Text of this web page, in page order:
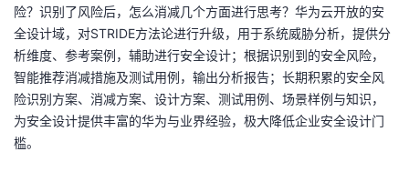
险？识别了风险后，怎么消减几个方面进行思考？华为云开放的安
全设计域，对STRIDE方法论进行升级，用于系统威胁分析，提供分
析维度、参考案例，辅助进行安全设计；根据识别到的安全风险，
智能推荐消减措施及测试用例，输出分析报告；长期积累的安全风
险识别方案、消减方案、设计方案、测试用例、场景样例与知识，
为安全设计提供丰富的华为与业界经验，极大降低企业安全设计门
槛。